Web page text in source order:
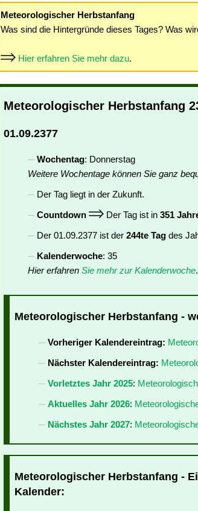
Meteorologischer Herbstanfang
Was sind die Hintergründe dieses Tages? Was
Hier erfahren Sie mehr dazu.
Meteorologischer Herbstanfang
01.09.2377
Wochentag: Donnerstag
Weitere Wochentage können Sie ganz
Der Tag liegt in der Zukunft.
Countdown
Der Tag ist in 351
Der 01.09.2377 ist der 244te Tag des
Kalenderwoche: 35
Hier erfahren Sie mehr zur Kalenderwoche.
Meteorologischer Herbstanfang -
Vorheriger Kalendereintrag:
Nächster Kalendereintrag:
Vorletztes Jahr 2025:
Aktuelles Jahr 2026:
Nächstes Jahr 2027:
Meteorologischer Herbstanfang -
Kalender: